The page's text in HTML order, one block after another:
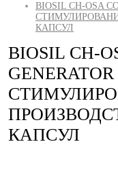
BIOSIL CH-OSA
КАПСУЛ
BIOSIL CH-
КАПСУЛ